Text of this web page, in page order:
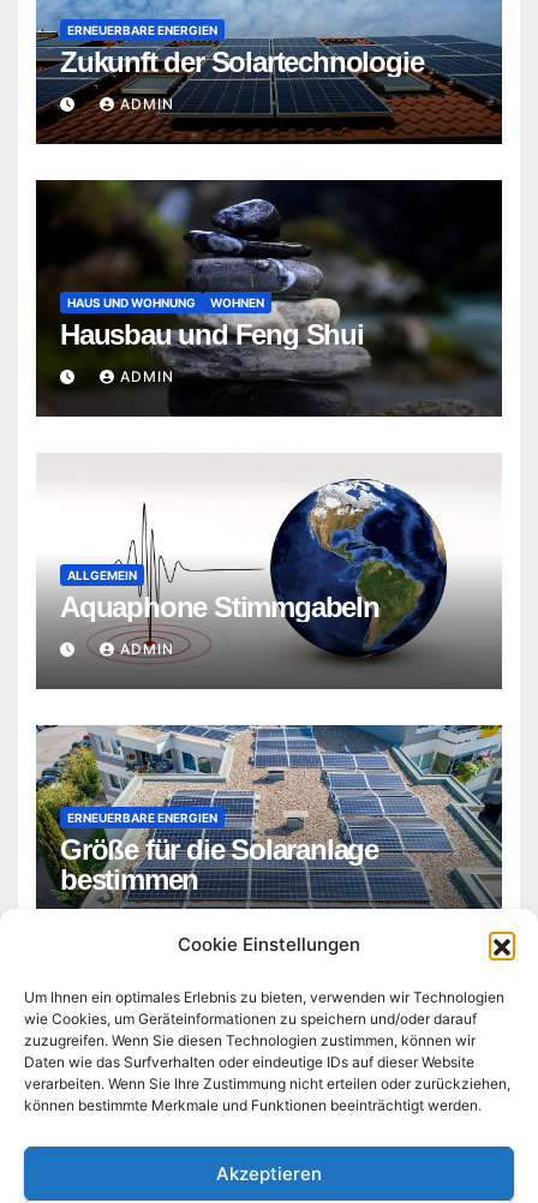
Cookie Einstellungen
Um Ihnen ein optimales Erlebnis zu bieten, verwenden wir Technologien
wie Cookies, um Geräteinformationen zu speichern und/oder darauf
zuzugreifen. Wenn Sie diesen Technologien zustimmen, können wir
Daten wie das Surfverhalten oder eindeutige IDs auf dieser Website
verarbeiten. Wenn Sie Ihre Zustimmung nicht erteilen oder zurückziehen,
können bestimmte Merkmale und Funktionen beeinträchtigt werden.
Akzeptieren
ERNEUERBARE ENERGIEN
Zukunft der Solartechnologie
ADMIN
HAUS UND WOHNUNG WOHNEN
Hausbau und Feng Shui
ADMIN
ALLGEMEIN
Aquaphone Stimmgabeln
ADMIN
ERNEUERBARE ENERGIEN
Größe für die Solaranlage
bestimmen